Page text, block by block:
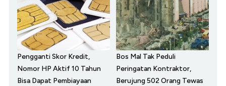
Pengganti Skor Kredit,
Nomor HP Aktif 10 Tahun
Bisa Dapat Pembiayaan
Bos Mal Tak Peduli
Peringatan Kontraktor,
Berujung 502 Orang Tewas